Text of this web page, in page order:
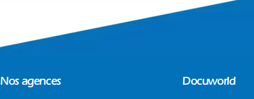
Nos agences Docuworld